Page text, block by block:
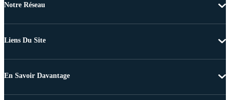
Notre Réseau
Liens Du Site
En Savoir Davantage